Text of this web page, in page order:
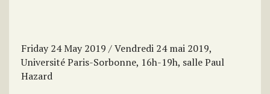
Friday 24 May 2019 / Vendredi 24 mai 2019,
Université Paris-Sorbonne, 16h-19h, salle Paul
Hazard